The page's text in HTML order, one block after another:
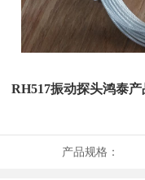
RH517振动探头鸿泰
产品规格：